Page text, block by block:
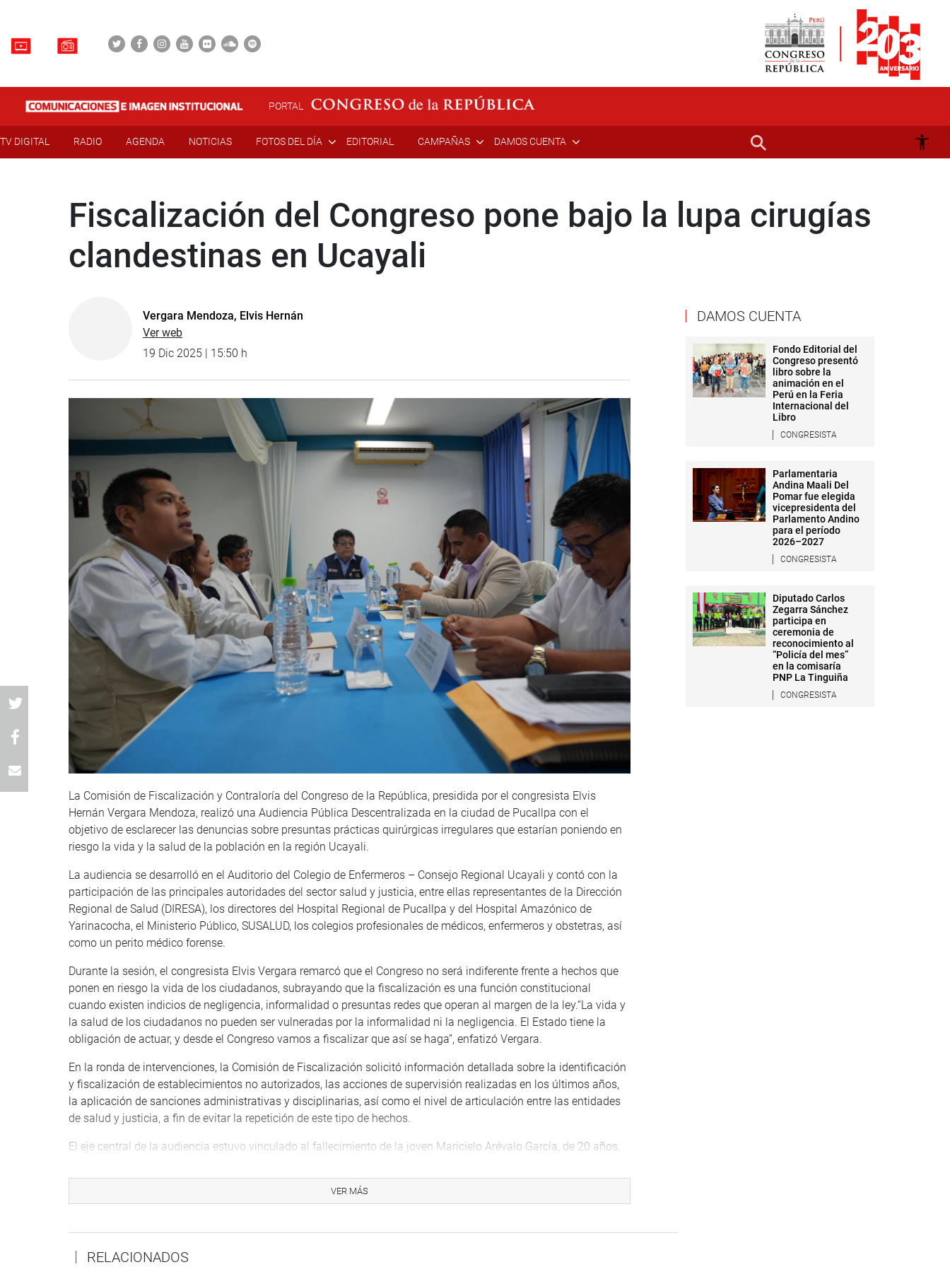
PORTAL
TV DIGITAL RADIO AGENDA NOTICIAS FOTOS DEL DÍA EDITORIAL CAMPAÑAS DAMOS CUENTA
Fiscalización del Congreso pone bajo la lupa cirugías
clandestinas en Ucayali
Vergara Mendoza, Elvis Hernán
Ver web
19 Dic 2025 | 15:50 h
La Comisión de Fiscalización y Contraloría del Congreso de la República, presidida por el congresista Elvis
Hernán Vergara Mendoza, realizó una Audiencia Pública Descentralizada en la ciudad de Pucallpa con el
objetivo de esclarecer las denuncias sobre presuntas prácticas quirúrgicas irregulares que estarían poniendo en
riesgo la vida y la salud de la población en la región Ucayali.
La audiencia se desarrolló en el Auditorio del Colegio de Enfermeros – Consejo Regional Ucayali y contó con la
participación de las principales autoridades del sector salud y justicia, entre ellas representantes de la Dirección
Regional de Salud (DIRESA), los directores del Hospital Regional de Pucallpa y del Hospital Amazónico de
Yarinacocha, el Ministerio Público, SUSALUD, los colegios profesionales de médicos, enfermeros y obstetras, así
como un perito médico forense.
Durante la sesión, el congresista Elvis Vergara remarcó que el Congreso no será indiferente frente a hechos que
ponen en riesgo la vida de los ciudadanos, subrayando que la fiscalización es una función constitucional
cuando existen indicios de negligencia, informalidad o presuntas redes que operan al margen de la ley.“La vida y
la salud de los ciudadanos no pueden ser vulneradas por la informalidad ni la negligencia. El Estado tiene la
obligación de actuar, y desde el Congreso vamos a fiscalizar que así se haga”, enfatizó Vergara.
En la ronda de intervenciones, la Comisión de Fiscalización solicitó información detallada sobre la identificación
y fiscalización de establecimientos no autorizados, las acciones de supervisión realizadas en los últimos años,
la aplicación de sanciones administrativas y disciplinarias, así como el nivel de articulación entre las entidades
de salud y justicia, a fin de evitar la repetición de este tipo de hechos.
El eje central de la audiencia estuvo vinculado al fallecimiento de la joven Maricielo Arévalo García, de 20 años,
clínica, ubicado en el jirón Sibila, en la ciudad de Pucallpa. La joven había sufrido previamente un accidente de
tránsito el 24 de noviembre y, pese a su condición, fue trasladada a dicho local sin licencia sanitaria, donde se
funciones médicas, así como profesionales que habrían derivado pacientes desde hospitales públicos. Aunque
VER MÁS
RELACIONADOS
DAMOS CUENTA
Fondo Editorial del
Congreso presentó
libro sobre la
animación en el
Perú en la Feria
Internacional del
Libro
CONGRESISTA
Parlamentaria
Andina Maali Del
Pomar fue elegida
vicepresidenta del
Parlamento Andino
para el período
2026–2027
CONGRESISTA
Diputado Carlos
Zegarra Sánchez
participa en
ceremonia de
reconocimiento al
“Policía del mes”
en la comisaría
PNP La Tinguiña
CONGRESISTA